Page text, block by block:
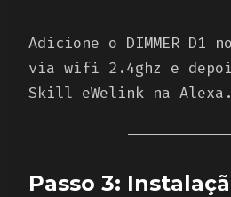
Adicione o DIMMER D1
via wifi 2.4ghz e
Skill eWelink na Alexa.
Passo 3: